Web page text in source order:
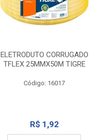
ELETRODUTO CORRUGADO
TFLEX 25MMX50M TIGRE
Código: 16017
R$ 1,92